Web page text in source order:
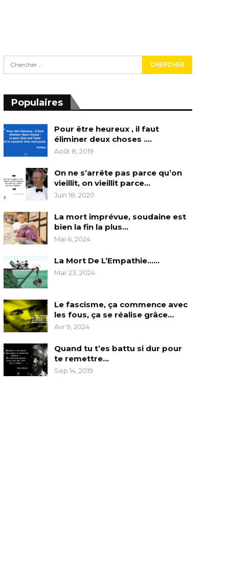
Populaires
Pour être heureux , il faut
éliminer deux choses ….
Août 8, 2019
On ne s’arrête pas parce qu’on
vieillit, on vieillit parce…
Juin 18, 2020
La mort imprévue, soudaine est
bien la fin la plus…
Mai 6, 2024
La Mort De L’Empathie……
Mar 23, 2024
Le fascisme, ça commence avec
les fous, ça se réalise grâce…
Avr 9, 2024
Quand tu t’es battu si dur pour
te remettre…
Sep 14, 2019